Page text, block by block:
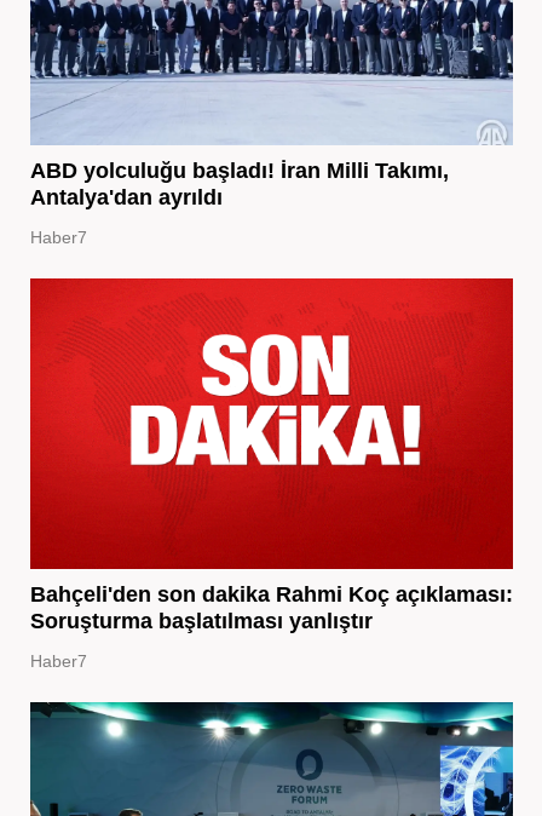
ABD yolculuğu başladı! İran Milli Takımı,
Antalya'dan ayrıldı
Haber7
Bahçeli'den son dakika Rahmi Koç açıklaması:
Soruşturma başlatılması yanlıştır
Haber7